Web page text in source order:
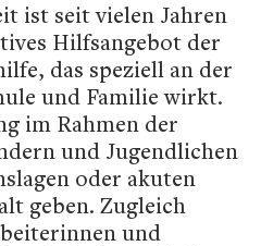
ist seit vielen Jahren
Hilfsangebot der
das speziell an der
und Familie wirkt.
im Rahmen der
und Jugendlichen
oder akuten
geben. Zugleich
und